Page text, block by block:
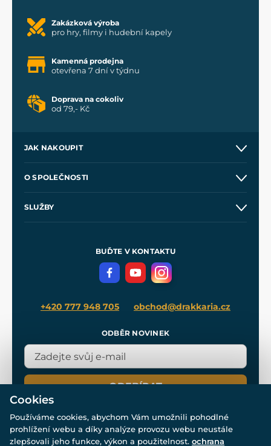
Zakázková výroba
pro hry, filmy i hudební kapely
Kamenná prodejna
otevřena 7 dní v týdnu
Doprava na cokoliv
od 79,- Kč
JAK NAKOUPIT
Velkoobchod
O SPOLEČNOSTI
SLUŽBY
Meče pro Kingdom Come
BUĎTE V KONTAKTU
+420 777 948 705 obchod@drakkaria.cz
ODBĚR NOVINEK
ODEBÍRAT
Cookies
Používáme cookies, abychom Vám umožnili pohodlné
prohlížení webu a díky analýze provozu webu neustále
zlepšovali jeho funkce, výkon a použitelnost. ochrana